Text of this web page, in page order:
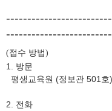
(접수 방법)
1. 방문
평생교육원 (정보관 501호
2. 전화